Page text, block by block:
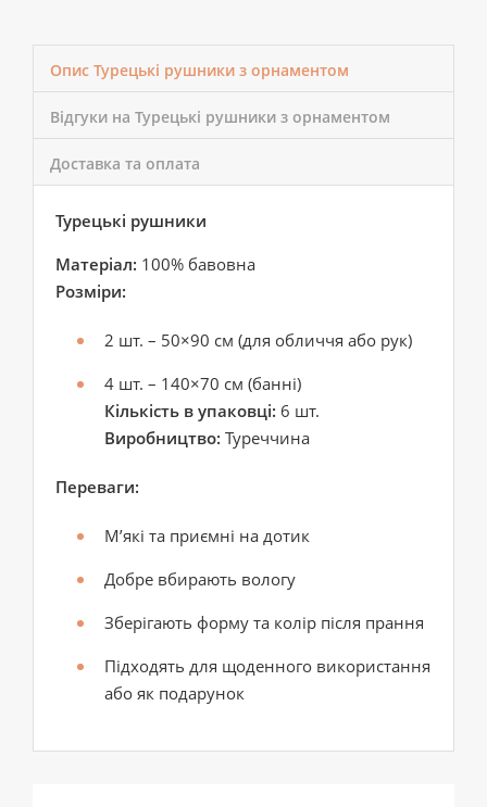
Опис Турецькі рушники з орнаментом
Відгуки на Турецькі рушники з орнаментом
Доставка та оплата
Турецькі рушники
Матеріал: 100% бавовна
Розміри:
2 шт. – 50×90 см (для обличчя або рук)
4 шт. – 140×70 см (банні)
Кількість в упаковці: 6 шт.
Виробництво: Туреччина
Переваги:
М’які та приємні на дотик
Добре вбирають вологу
Зберігають форму та колір після прання
Підходять для щоденного використання
або як подарунок